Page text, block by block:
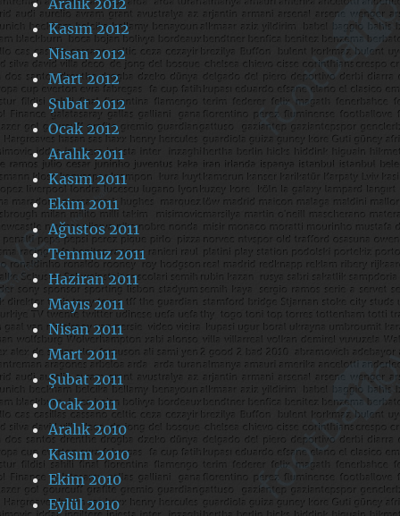
Kasım 2012
Nisan 2012
Mart 2012
Şubat 2012
Ocak 2012
Aralık 2011
Kasım 2011
Ekim 2011
Ağustos 2011
Temmuz 2011
Haziran 2011
Mayıs 2011
Nisan 2011
Mart 2011
Şubat 2011
Ocak 2011
Aralık 2010
Kasım 2010
Ekim 2010
Eylül 2010